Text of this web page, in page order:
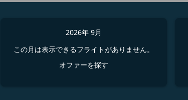
2026年 9月
この月は表示できるフライトがありません。
オファーを探す